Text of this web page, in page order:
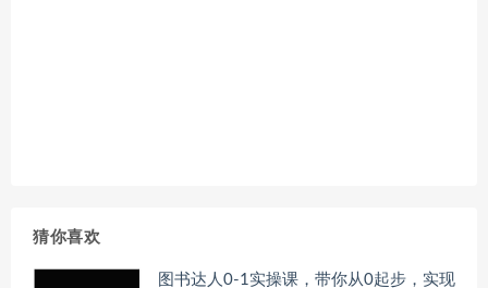
猜你喜欢
图书达人0-1实操课，带你从0起步，实现